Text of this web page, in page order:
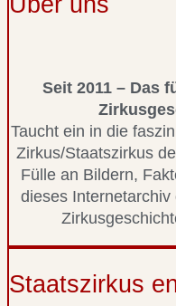
Seit 2011 – Das
Taucht ein in die
Zirkus/Staatszirkus
Fülle an Bildern,
dieses
Staatszirkus